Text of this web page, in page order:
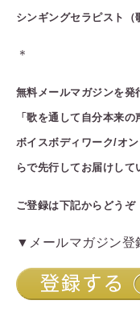
シンギングセラピスト（
＊
無料メールマガジンを発
「歌を通して自分本来
ボイスボディワーク/オ
らで先行してお届けして
ご登録は下記からどうぞ
▼メールマガジン登